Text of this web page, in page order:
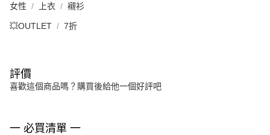
女性 上衣 襯衫
💥OUTLET 7折
評價
喜歡這個商品嗎？購買後給他一個好評吧
一 必買清單 一